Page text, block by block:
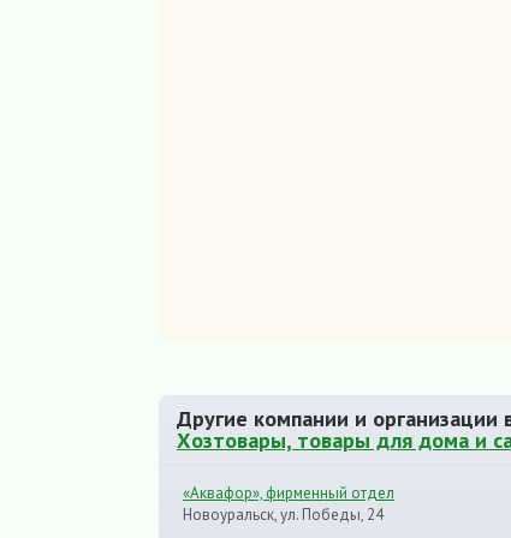
Другие компании и организации
Хозтовары, товары для дома и
«Аквафор», фирменный отдел
Новоуральск, ул. Победы, 24